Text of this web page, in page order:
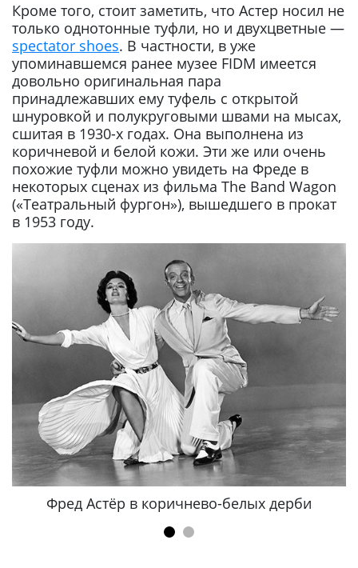
Кроме того, стоит заметить, что Астер носил не
только однотонные туфли, но и двухцветные —
spectator shoes. В частности, в уже
упоминавшемся ранее музее FIDM имеется
довольно оригинальная пара
принадлежавших ему туфель с открытой
шнуровкой и полукруговыми швами на мысах,
сшитая в 1930-х годах. Она выполнена из
коричневой и белой кожи. Эти же или очень
похожие туфли можно увидеть на Фреде в
некоторых сценах из фильма The Band Wagon
(«Театральный фургон»), вышедшего в прокат
в 1953 году.
Фред Астёр в коричнево-белых дерби